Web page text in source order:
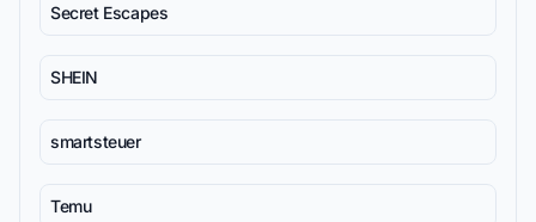
Secret Escapes
SHEIN
smartsteuer
Temu